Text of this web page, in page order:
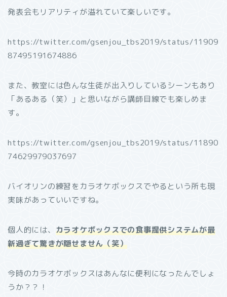
発表会もリアリティが溢れていて楽しいです。
https://twitter.com/gsenjou_tbs2019/status/11909
87495191674886
また、教室には色んな生徒が出入りしているシーンもあり
「あるある（笑）」と思いながら講師目線でも楽しめま
す。
https://twitter.com/gsenjou_tbs2019/status/11890
74629979037697
バイオリンの練習をカラオケボックスでやるという所も現
実味があっていいですね。
個人的には、 カラオケボックスでの食事提供システムが最
新過ぎて驚きが隠せません（笑）
今時のカラオケボックスはあんなに便利になったんでしょ
うか？？！